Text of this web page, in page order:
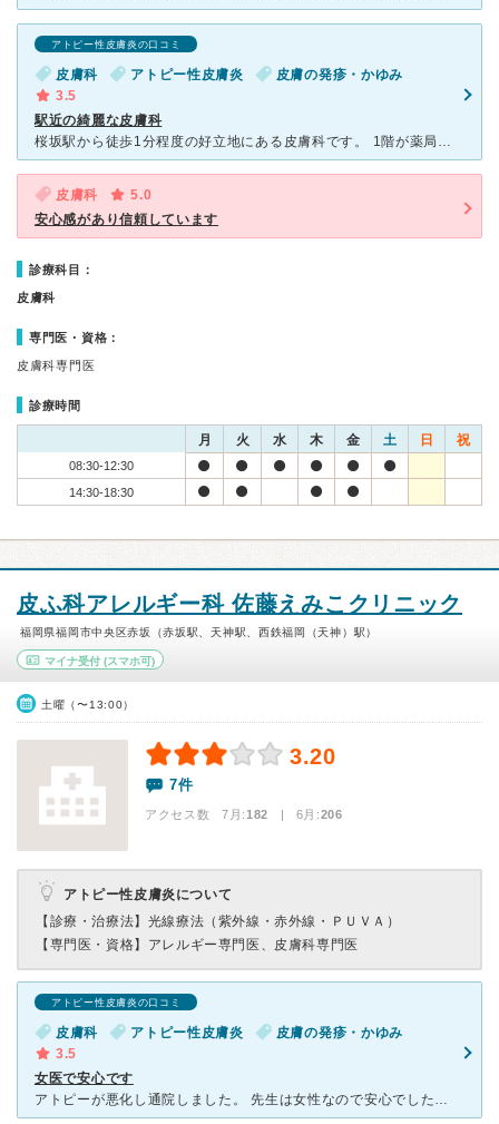
アトピー性皮膚炎の口コミ
皮膚科 アトピー性皮膚炎
皮膚の発疹・かゆみ
3.5
駅近の綺麗な皮膚科
桜坂駅から徒歩1分程度の好立地にある皮膚科です。 1階が薬局、2階が皮膚科になっています。 白を基調とした清潔感のある待合室には、常に数人の患者さん(子供が多い)が待機しています。 こちらの
皮膚科
5.0
安心感があり信頼しています
診療科目：
皮膚科
専門医・資格：
皮膚科専門医
診療時間
月 火 水 木 金 土 日 祝
08:30-12:30
14:30-18:30
皮ふ科アレルギー科 佐藤えみこクリニック
福岡県福岡市中央区赤坂（赤坂駅、天神駅、西鉄福岡（天神）駅）
マイナ受付 (スマホ可)
土曜（〜13:00）
3.20
7件
アクセス数 7月:182 | 6月:206
アトピー性皮膚炎について
【診療・治療法】 光線療法（紫外線・赤外線・ＰＵＶＡ）
【専門医・資格】 アレルギー専門医、皮膚科専門医
アトピー性皮膚炎の口コミ
皮膚科 アトピー性皮膚炎
皮膚の発疹・かゆみ
3.5
女医で安心です
アトピーが悪化し通院しました。 先生は女性なので安心でした。 症状をしっかりと見て触って確認してくれたり なぜ悪化したのかやライフステイルまで丁寧に ヒアリングして、私に合う薬を準備してくださ